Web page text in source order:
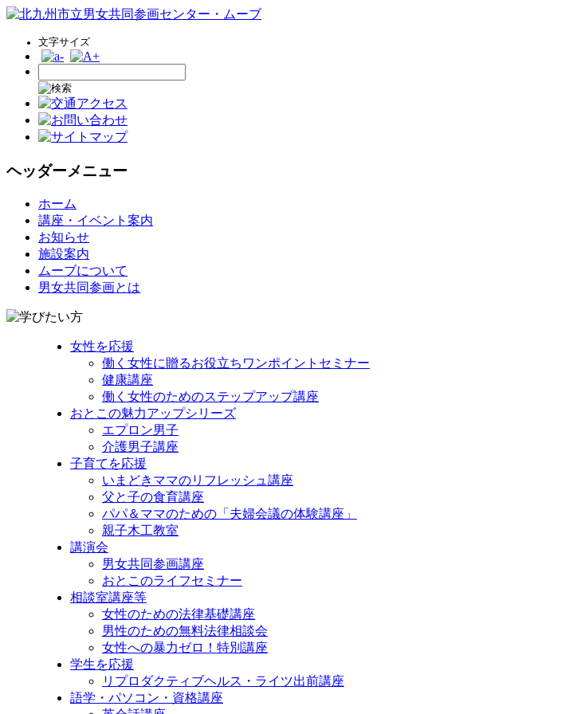
文字サイズ
ヘッダーメニュー
キ
ホーム
講座・イベント案内
お知らせ
施設案内
ムーブについて
男女共同参画とは
女性を応援
働く女性に贈るお役立ちワンポイントセミナー
健康講座
働く女性のためのステップアップ講座
おとこの魅力アップシリーズ
エプロン男子
介護男子講座
子育てを応援
いまどきママのリフレッシュ講座
父と子の食育講座
パパ＆ママのための「夫婦会議の体験講座」
親子木工教室
講演会
男女共同参画講座
おとこのライフセミナー
相談室講座等
女性のための法律基礎講座
男性のための無料法律相談会
女性への暴力ゼロ！特別講座
学生を応援
リプロダクティブヘルス・ライツ出前講座
語学・パソコン・資格講座